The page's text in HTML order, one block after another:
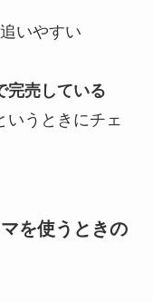
いやすい
完売している
いうときにチェ
を使うときの